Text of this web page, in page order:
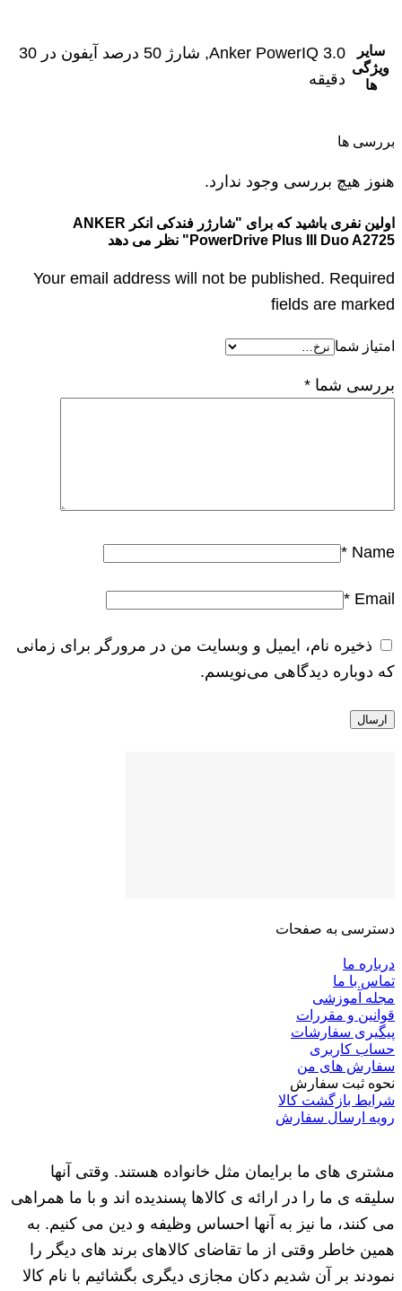
سایر
ویژگی
ها
Anker PowerIQ 3.0, شارژ 50 درصد آیفون در 30
دقیقه
بررسی ها
هنوز هیچ بررسی وجود ندارد.
اولین نفری باشید که برای "شارژر فندکی انکر ANKER
PowerDrive Plus III Duo A2725" نظر می دهد
Your email address will not be published. Required
fields are marked
امتیاز شما
بررسی شما *
Name
*
Email
*
ذخیره نام، ایمیل و وبسایت من در مرورگر برای زمانی
که دوباره دیدگاهی می‌نویسم.
دسترسی به صفحات
درباره ما
تماس با ما
مجله آموزشی
قوانین و مقررات
پیگیری سفارشات
حساب کاربری
سفارش های من
نحوه ثبت سفارش
شرایط بازگشت کالا
رویه ارسال سفارش
مشتری های ما برایمان مثل خانواده هستند. وقتی آنها
سلیقه ی ما را در ارائه ی کالاها پسندیده اند و با ما همراهی
می کنند، ما نیز به آنها احساس وظیفه و دین می کنیم. به
همین خاطر وقتی از ما تقاضای کالاهای برند های دیگر را
نمودند بر آن شدیم دکان مجازی دیگری بگشائیم با نام کالا